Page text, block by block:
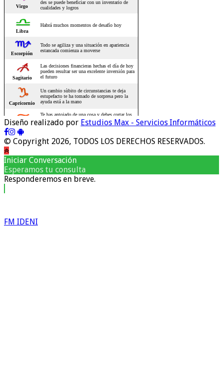
Diseño realizado por Estudios Max - Servicios Informáticos
© Copyright 2026, TODOS LOS DERECHOS RESERVADOS.
Iniciar Conversación
Esperamos tu consulta
Responderemos en breve.
FM IDENI